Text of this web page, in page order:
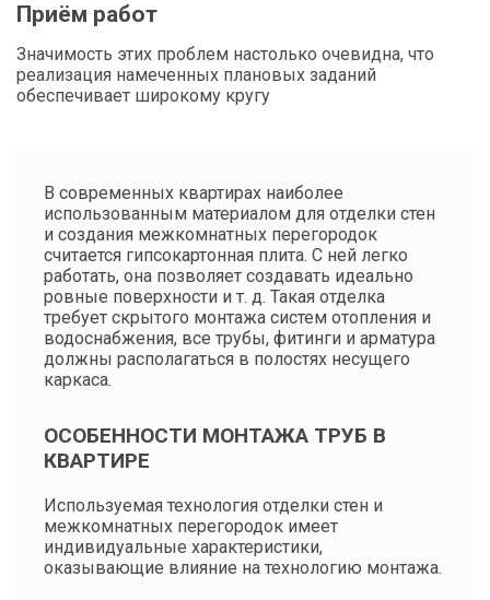
Приём работ
Значимость этих проблем настолько очевидна, что
реализация намеченных плановых заданий
обеспечивает широкому кругу
В современных квартирах наиболее
использованным материалом для отделки стен
и создания межкомнатных перегородок
считается гипсокартонная плита. С ней легко
работать, она позволяет создавать идеально
ровные поверхности и т. д. Такая отделка
требует скрытого монтажа систем отопления и
водоснабжения, все трубы, фитинги и арматура
должны располагаться в полостях несущего
каркаса.
ОСОБЕННОСТИ МОНТАЖА ТРУБ В
КВАРТИРЕ
Используемая технология отделки стен и
межкомнатных перегородок имеет
индивидуальные характеристики,
оказывающие влияние на технологию монтажа.